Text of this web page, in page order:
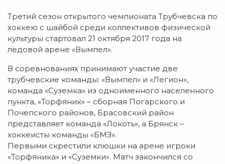
Третий сезон открытого чемпионата Трубчевска по
хоккею с шайбой среди коллективов физической
культуры стартовал 21 октября 2017 года на
ледовой арене «Вымпел».
В соревнованиях принимают участие две
трубчевские команды: «Вымпел» и «Легион»,
команда «Суземка» из одноименного населенного
пункта, «Торфяник» – сборная По­гарского и
Почепского районов, Брасовский район
представляет команда «Ло­коть», а Брянск –
хоккеисты команды «БМЗ».
Первыми скрестили клюшки на арене игроки
«Торфяника» и «Суземки». Матч за­кончился со